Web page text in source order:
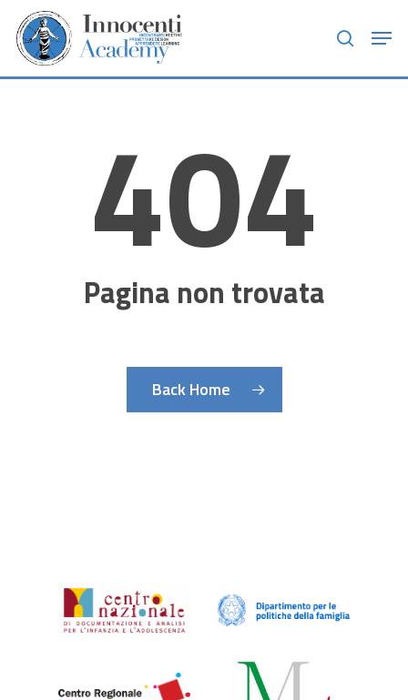
Skip
main
search
404
Pagina non trovata
Back Home